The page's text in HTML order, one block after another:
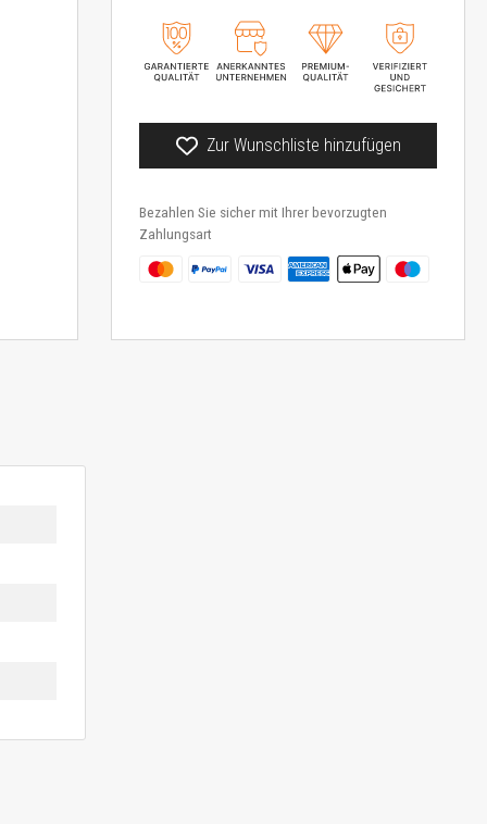
Zur Wunschliste hinzufügen
Bezahlen Sie sicher mit Ihrer bevorzugten
Zahlungsart